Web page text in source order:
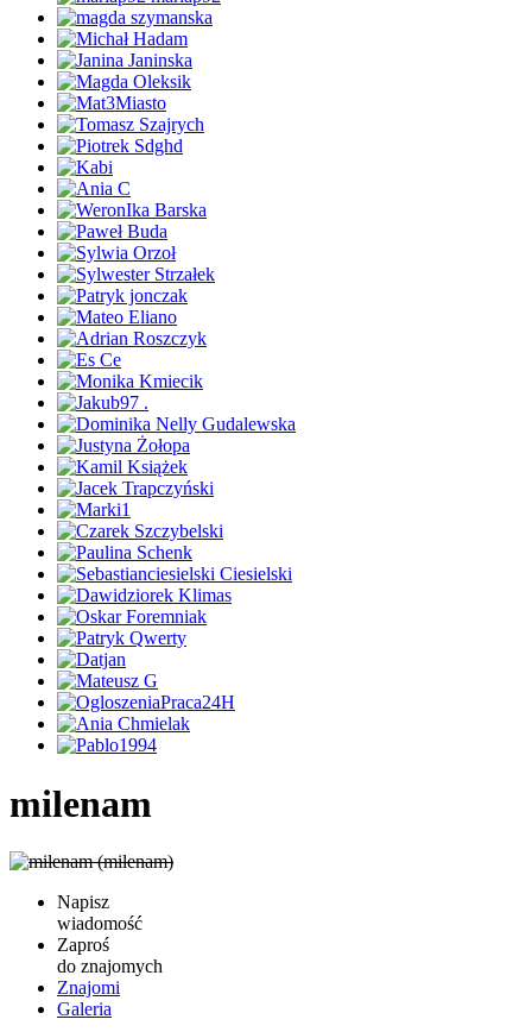
milenam
Napisz
wiadomość
Zaproś
do znajomych
Znajomi
Galeria